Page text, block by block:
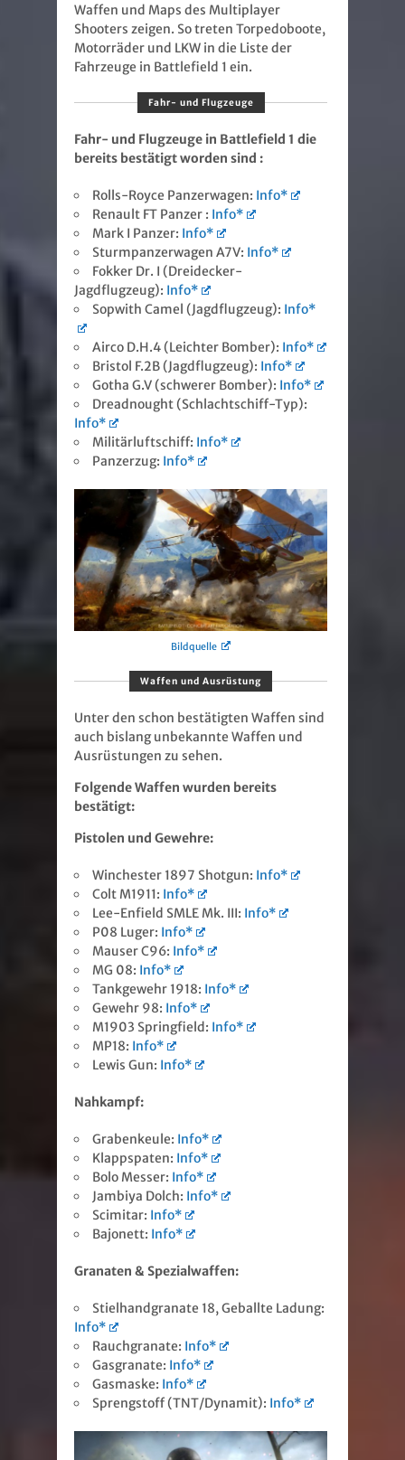
Waffen und Maps des Multiplayer
Shooters zeigen. So treten Torpedoboote,
Motorräder und LKW in die Liste der
Fahrzeuge in Battlefield 1 ein.
Fahr- und Flugzeuge
Fahr- und Flugzeuge in Battlefield 1 die
bereits bestätigt worden sind :
Rolls-Royce Panzerwagen: Info*
Renault FT Panzer : Info*
Mark I Panzer: Info*
Sturmpanzerwagen A7V: Info*
Fokker Dr. I (Dreidecker-
Jagdflugzeug): Info*
Sopwith Camel (Jagdflugzeug): Info*
Airco D.H.4 (Leichter Bomber): Info*
Bristol F.2B (Jagdflugzeug): Info*
Gotha G.V (schwerer Bomber): Info*
Dreadnought (Schlachtschiff-Typ):
Info*
Militärluftschiff: Info*
Panzerzug: Info*
Bildquelle
Waffen und Ausrüstung
Unter den schon bestätigten Waffen sind
auch bislang unbekannte Waffen und
Ausrüstungen zu sehen.
Folgende Waffen wurden bereits
bestätigt:
Pistolen und Gewehre:
Winchester 1897 Shotgun: Info*
Colt M1911: Info*
Lee-Enfield SMLE Mk. III: Info*
P08 Luger: Info*
Mauser C96: Info*
MG 08: Info*
Tankgewehr 1918: Info*
Gewehr 98: Info*
M1903 Springfield: Info*
MP18: Info*
Lewis Gun: Info*
Nahkampf:
Grabenkeule: Info*
Klappspaten: Info*
Bolo Messer: Info*
Jambiya Dolch: Info*
Scimitar: Info*
Bajonett: Info*
Granaten & Spezialwaffen:
Stielhandgranate 18, Geballte Ladung:
Info*
Rauchgranate: Info*
Gasgranate: Info*
Gasmaske: Info*
Sprengstoff (TNT/Dynamit): Info*